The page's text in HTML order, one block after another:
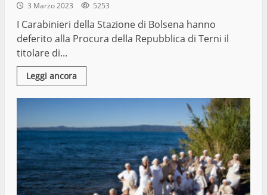
3 Marzo 2023 5253
I Carabinieri della Stazione di Bolsena hanno
deferito alla Procura della Repubblica di Terni il
titolare di...
Leggi ancora